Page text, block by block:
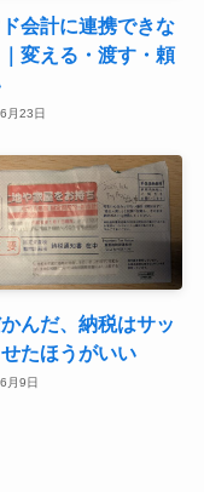
会計に連携できな
変える・渡す・頼
月23日
んだ、納税はサッ
たほうがいい
月9日